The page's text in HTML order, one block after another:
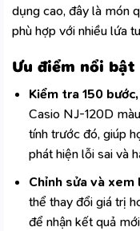
dụng cao, đây là món
phù hợp với nhiều lứa
Ưu điểm nổi bật
Kiểm tra 150
Casio NJ-120D
tính trước đó, giúp
phát hiện lỗi sai và
Chỉnh sửa và
thể thay đổi giá trị
để nhận kết quả